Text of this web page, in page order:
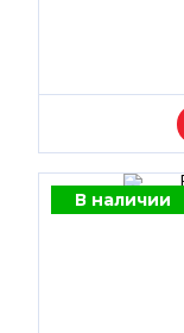
В наличии